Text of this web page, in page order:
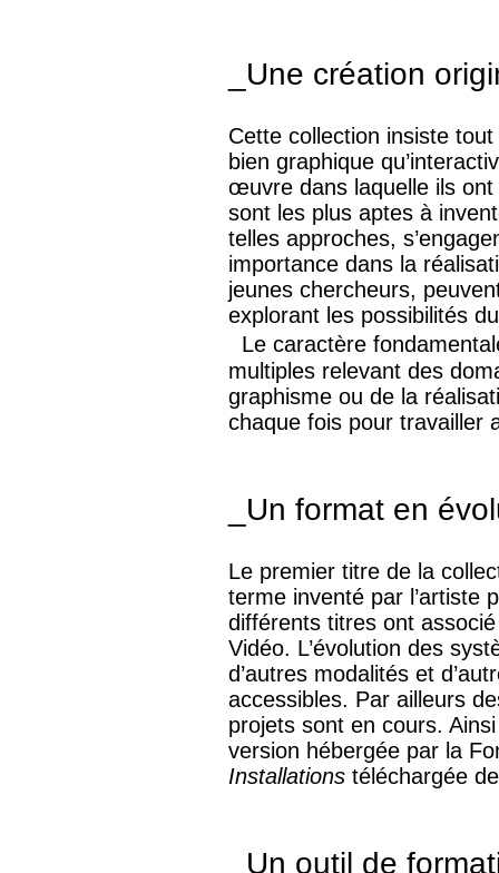
_Une création
Cette collection insiste
bien graphique
œuvre dans laquelle ils ont
sont les plus aptes à
telles approches,
importance dans la
jeunes chercheurs,
explorant les possibilités
Le caractère
multiples relevant des
graphisme ou de la
chaque fois pour travailler
_Un format en
Le premier titre de la
terme inventé par l’artiste
différents titres ont
Vidéo. L’évolution des
d’autres modalités et
accessibles. Par ailleurs
projets sont en cours.
version hébergée par la
Installations téléchargée
_Un outil de